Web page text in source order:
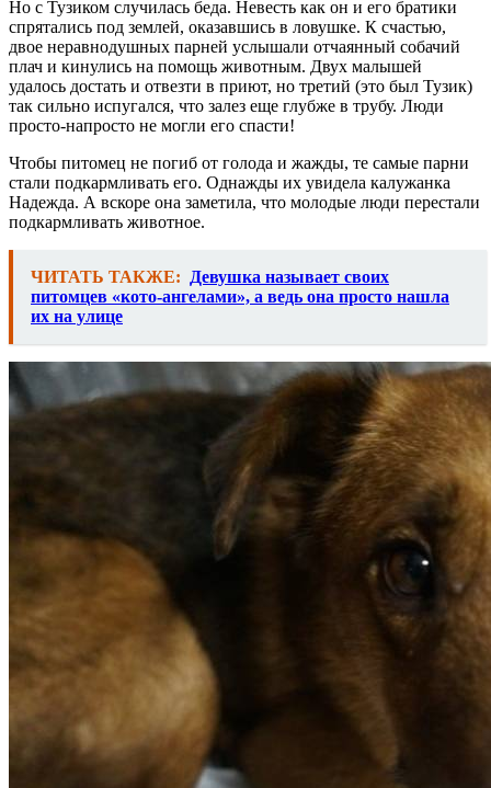
Но с Тузиком случилась беда. Невесть как он и его братики
спрятались под землей, оказавшись в ловушке. К счастью,
двое неравнодушных парней услышали отчаянный собачий
плач и кинулись на помощь животным. Двух малышей
удалось достать и отвезти в приют, но третий (это был Тузик)
так сильно испугался, что залез еще глубже в трубу. Люди
просто-напросто не могли его спасти!
Чтобы питомец не погиб от голода и жажды, те самые парни
стали подкармливать его. Однажды их увидела калужанка
Надежда. А вскоре она заметила, что молодые люди перестали
подкармливать животное.
ЧИТАТЬ ТАКЖЕ:
Девушка называет своих
питомцев «кото-ангелами», а ведь она просто нашла
их на улице